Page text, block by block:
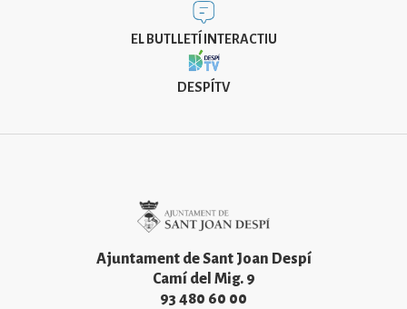
EL BUTLLETÍ INTERACTIU
DESPÍTV
Ajuntament de Sant Joan Despí
Camí del Mig. 9
93 480 60 00